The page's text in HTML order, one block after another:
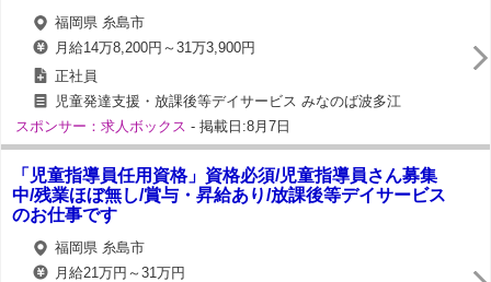
福岡県 糸島市
月給14万8,200円～31万3,900円
正社員
児童発達支援・放課後等デイサービス みなのば波多江
スポンサー：求人ボックス - 掲載日:8月7日
「児童指導員任用資格」資格必須/児童指導員さん募集
中/残業ほぼ無し/賞与・昇給あり/放課後等デイサービス
のお仕事です
福岡県 糸島市
月給21万円～31万円